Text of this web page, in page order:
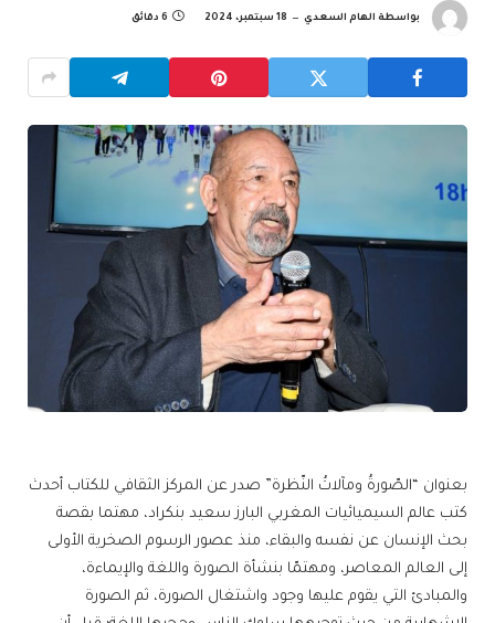
بواسطة الهام السعدي 18 سبتمبر، 2024 6 دقائق
بعنوان “الصّورةُ ومآلاتُ النّظرة” صدر عن المركز الثقافي للكتاب أحدث
كتب عالم السيميائيات المغربي البارز سعيد بنكراد، مهتما بقصة
بحث الإنسان عن نفسه والبقاء، منذ عصور الرسوم الصخرية الأولى
إلى العالم المعاصر، ومهتمّا بنشأة الصورة واللغة والإيماءة،
والمبادئ التي يقوم عليها وجود واشتغال الصورة، ثم الصورة